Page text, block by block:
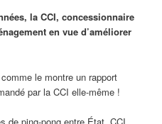
la CCI, concessionnaire
en vue d’améliorer
le montre un rapport
par la CCI elle-même !
de ping-pong entre État, CCI,